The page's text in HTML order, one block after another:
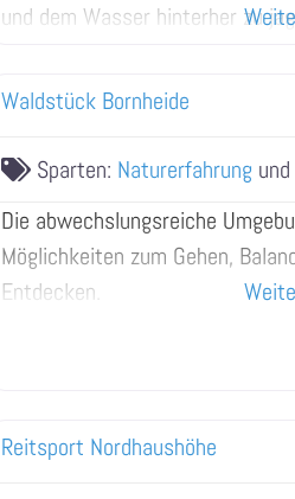
und dem Wasser hinterher zu
Waldstück Bornheide
Sparten: Naturerfahrung und
Die abwechslungsreiche
Möglichkeiten zum Gehen,
Entdecken.
Reitsport Nordhaushöhe